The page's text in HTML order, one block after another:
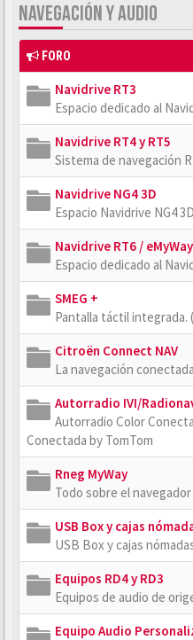
NAVEGACIÓN Y AUDIO
FORO
Navidrive RT3
Espacio dedicado al
Navidrive RT4 y RT5
Sistema de navegación
Navidrive NG4 3D
Espacio Navidrive NG4
Navidrive RT6 / eMyWay
Espacio dedicado al
SMEG +
Pantalla táctil integrada.
Citroën Connect NAV
La navegación
Autorradio IVI/
Autorradio Color
Conectada by TomTom
Rneg MyWay
Todo sobre el navegador
USB Box y cajas
USB Box y cajas
Equipos RD4 y RD3
Equipos de audio de
Equipo Audio